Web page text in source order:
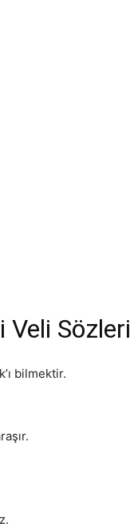
Veli Sözleri
bilmektir.